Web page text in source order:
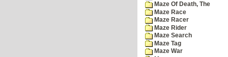
Maze Of Death, The
Maze Race
Maze Racer
Maze Rider
Maze Search
Maze Tag
Maze War